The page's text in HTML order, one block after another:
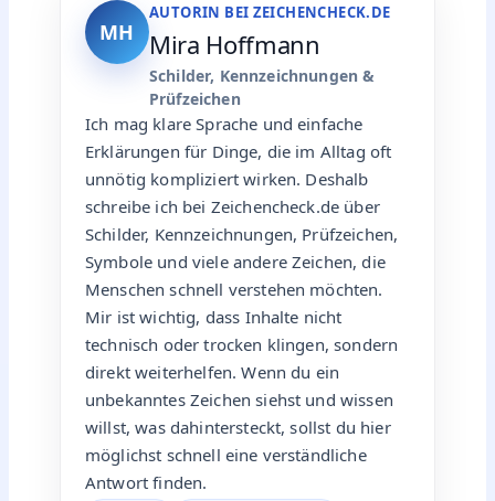
MH
AUTORIN BEI ZEICHENCHECK.DE
Mira Hoffmann
Schilder, Kennzeichnungen &
Prüfzeichen
Ich mag klare Sprache und einfache
Erklärungen für Dinge, die im Alltag oft
unnötig kompliziert wirken. Deshalb
schreibe ich bei Zeichencheck.de über
Schilder, Kennzeichnungen, Prüfzeichen,
Symbole und viele andere Zeichen, die
Menschen schnell verstehen möchten.
Mir ist wichtig, dass Inhalte nicht
technisch oder trocken klingen, sondern
direkt weiterhelfen. Wenn du ein
unbekanntes Zeichen siehst und wissen
willst, was dahintersteckt, sollst du hier
möglichst schnell eine verständliche
Antwort finden.